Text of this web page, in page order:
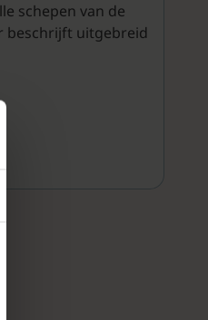
schepen van de
beschrijft uitgebreid